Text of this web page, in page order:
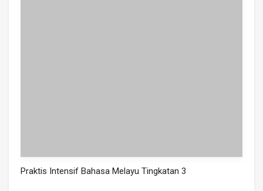
Praktis Intensif Bahasa Melayu Tingkatan 3